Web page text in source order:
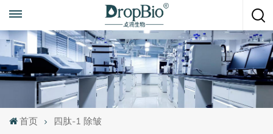
+86 15951008670
首页 四肽-1 除皱